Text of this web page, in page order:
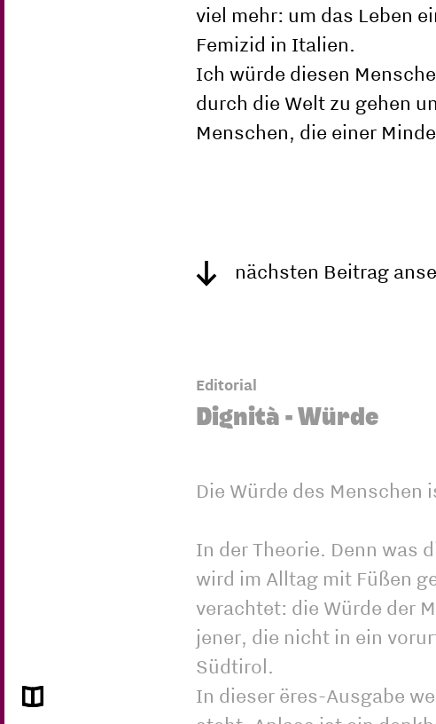
viel mehr: um das Leben
Femizid in Italien.
Ich würde diesen
durch die Welt zu gehen
Menschen, die einer
nächsten Beitrag
Editorial
Dignità - Würde
Die Würde des Menschen
In der Theorie. Denn was
wird im Alltag mit Füßen
verachtet: die Würde der
jener, die nicht in ein
Südtirol.
In dieser ëres-Ausgabe